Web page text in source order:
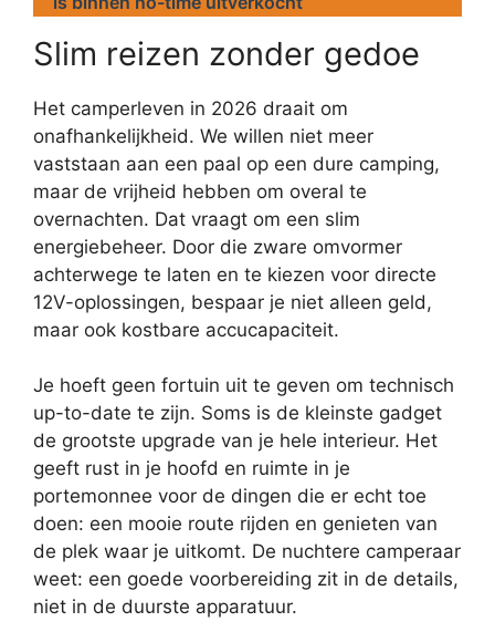
Slim reizen zonder gedoe
Het camperleven in 2026 draait om
onafhankelijkheid. We willen niet meer
vaststaan aan een paal op een dure camping,
maar de vrijheid hebben om overal te
overnachten. Dat vraagt om een slim
energiebeheer. Door die zware omvormer
achterwege te laten en te kiezen voor directe
12V-oplossingen, bespaar je niet alleen geld,
maar ook kostbare accucapaciteit.
Je hoeft geen fortuin uit te geven om technisch
up-to-date te zijn. Soms is de kleinste gadget
de grootste upgrade van je hele interieur. Het
geeft rust in je hoofd en ruimte in je
portemonnee voor de dingen die er echt toe
doen: een mooie route rijden en genieten van
de plek waar je uitkomt. De nuchtere camperaar
weet: een goede voorbereiding zit in de details,
niet in de duurste apparatuur.